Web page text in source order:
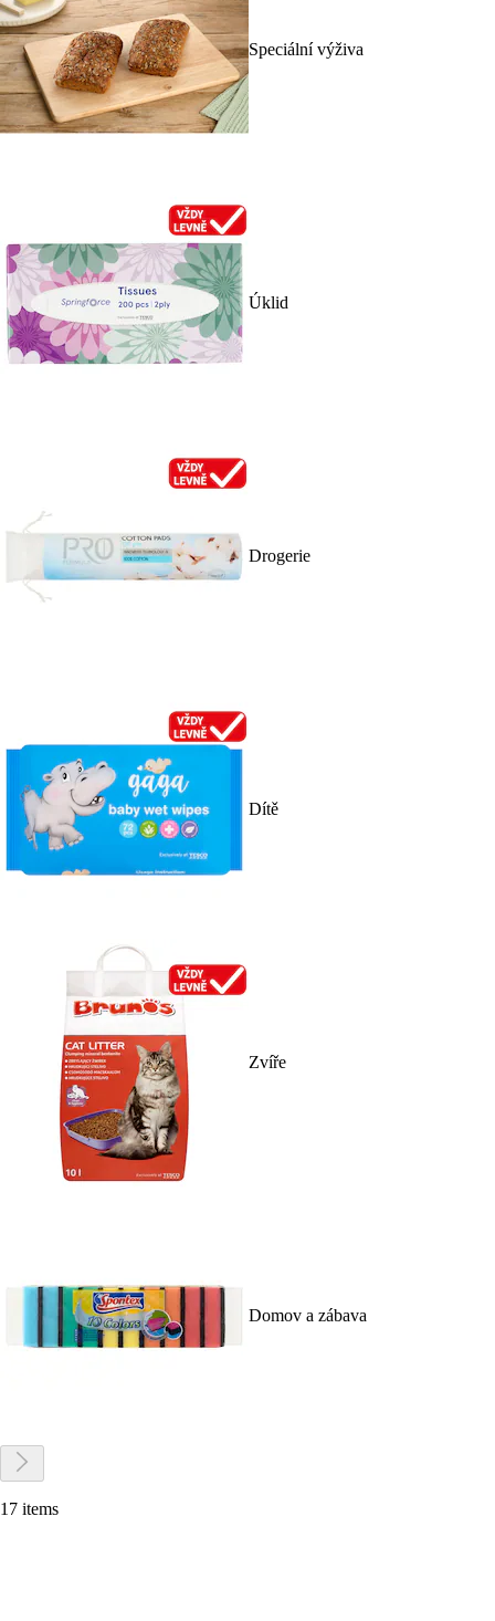
Speciální výživa
Úklid
Drogerie
Dítě
Zvíře
Domov a zábava
17 items